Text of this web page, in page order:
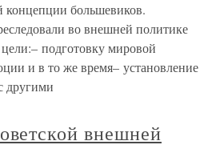
концепции большевиков.
во внешней политике
подготовку мировой
и в то же время– установление
другими
внешней